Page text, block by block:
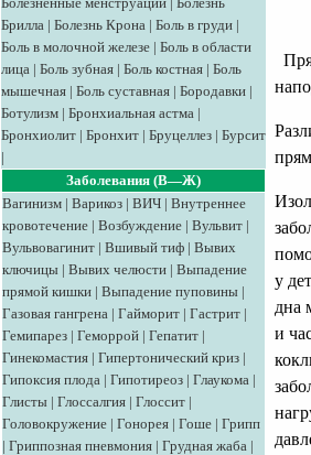
Брилла | Болезнь Крона | Боль в груди |
Боль в молочной железе | Боль в области
лица | Боль зубная | Боль костная | Боль
мышечная | Боль суставная | Бородавки |
Ботулизм | Бронхиальная астма |
Бронхиолит | Бронхит | Бруцеллез | Бурсит
|
Заболевания (В—Ж)
Вагинизм | Варикоз | ВИЧ | Внутреннее
кровотечение | Возбуждение | Вульвит |
Вульвовагинит | Вшивый тиф | Вывих
ключицы | Вывих челюсти | Выпадение
прямой кишки | Выпадение пуповины |
Газовая гангрена | Гайморит | Гастрит |
Гемипарез | Геморрой | Гепатит |
Гинекомастия | Гипертонический криз |
Гипоксия плода | Гипотиреоз | Глаукома |
Глисты | Глоссалгия | Глоссит |
Головокружение | Гонорея | Гоше | Грипп
| Гриппозная пневмония | Грудная жаба |
у
дна
и